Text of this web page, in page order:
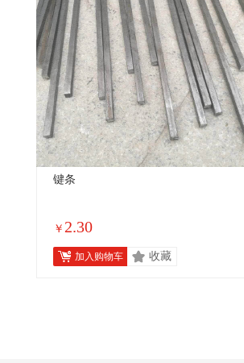
键条
￥ 2.30
加入购物车 收藏